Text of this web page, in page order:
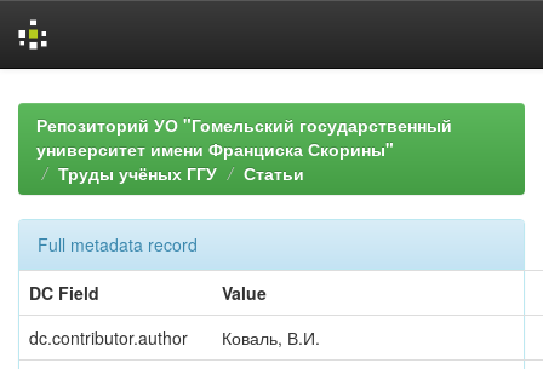
navigationРепозиторий УО "Гомельский государственный
университет имени Франциска Скорины"
Труды учёных ГГУ
Статьи
Full metadata record
DC Field
Value
dc.contributor.author
Коваль, В.И.